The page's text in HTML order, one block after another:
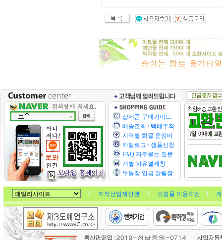
샵제품 구매가이드
배송조회 / 택배추적
지역별 화물 운임비
카탈로그 / 샘플신청
FAQ 자주묻는 질문
개별 자유결제창
무통장 입금 알림장
지적산업재산권 쇼핑몰 이용약관